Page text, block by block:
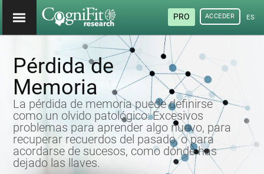
PRO ACCEDER
Pérdida de
Memoria
La pérdida de memoria puede definirse
como un olvido patológico: Excesivos
problemas para aprender algo nuevo, para
recuperar recuerdos del pasado, o para
acordarse de sucesos, como dónde has
dejado las llaves.